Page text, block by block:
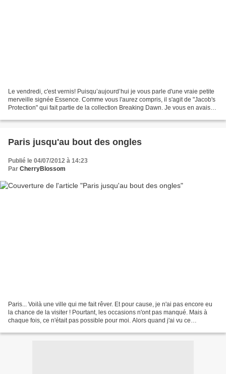
Le vendredi, c'est vernis! Puisqu’aujourd’hui je vous parle d'une vraie petite
merveille signée Essence. Comme vous l'aurez compris, il s'agit de "Jacob's
Protection" qui fait partie de la collection Breaking Dawn. Je vous en avais
Paris jusqu'au bout des ongles
Publié le 04/07/2012 à 14:23
Par CherryBlossom
Paris... Voilà une ville qui me fait rêver. Et pour cause, je n'ai pas encore eu
la chance de la visiter ! Pourtant, les occasions n'ont pas manqué. Mais à
chaque fois, ce n'était pas possible pour moi. Alors quand j'ai vu ce